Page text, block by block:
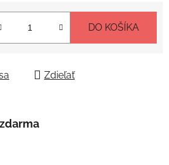
DO KOŠÍKA
Zdieľať